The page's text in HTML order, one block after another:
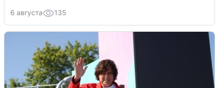
6 августа 135